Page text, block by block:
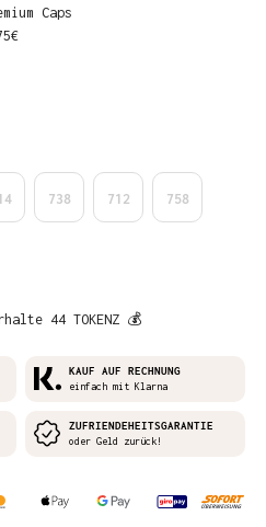
Caps
738 712 758
44 TOKENZ 💰
KAUF AUF RECHNUNG
einfach mit Klarna
ZUFRIENDEHEITSGARANTIE
oder Geld zurück!